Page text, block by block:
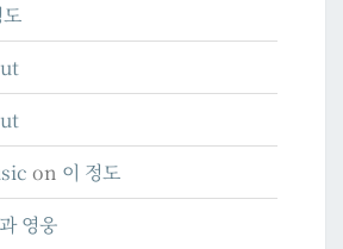
on 이 정도
영웅